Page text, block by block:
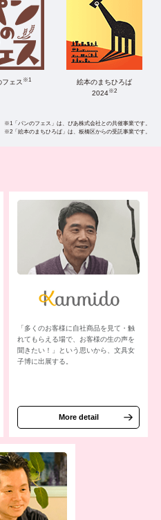
フェス ※1
絵本のまちひろば
2024※2
※1「パンのフェス」は、ぴあ株式会社との共催事業です。
※2「絵本のまちひろば」は、板橋区からの受託事業です。
「多くのお客様に自社商品を見て・触
れてもらえる場で、お客様の生の声を
聞きたい！」という思いから、文具女
子博に出展する。
More detail